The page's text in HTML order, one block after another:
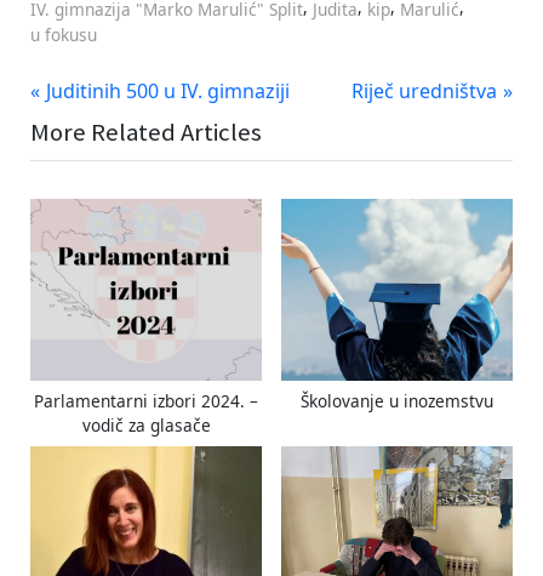
IV. gimnazija "Marko Marulić" Split, Judita, kip, Marulić,
u fokusu
Navigacija
objava
P
r
e
i
o
u
s
s
t
Juditinih 500 u IV. gimnaziji
N
P
o
s
t
:
Riječ uredništva
More Related Articles
Parlamentarni izbori 2024. –
vodič za glasače
Školovanje u inozemstvu